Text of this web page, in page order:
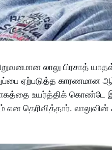
லாலு பிரசாத்
ஏற்படுத்த
உயர்த்திக் கொண்டே
தெரிவித்தார். லாலுவின்